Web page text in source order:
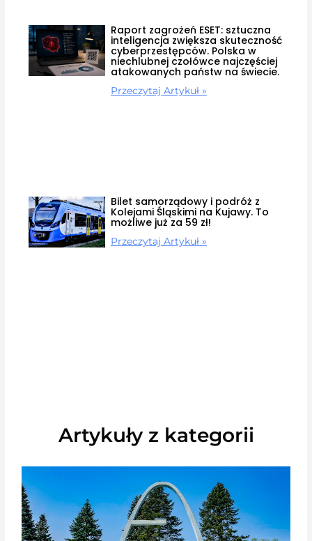
Raport zagrożeń ESET: sztuczna
inteligencja zwiększa skuteczność
cyberprzestępców. Polska w
niechlubnej czołówce najczęściej
atakowanych państw na świecie.
Przeczytaj Artykuł »
Bilet samorządowy i podróż z
Kolejami Śląskimi na Kujawy. To
możliwe już za 59 zł!
Przeczytaj Artykuł »
Artykuły z kategorii